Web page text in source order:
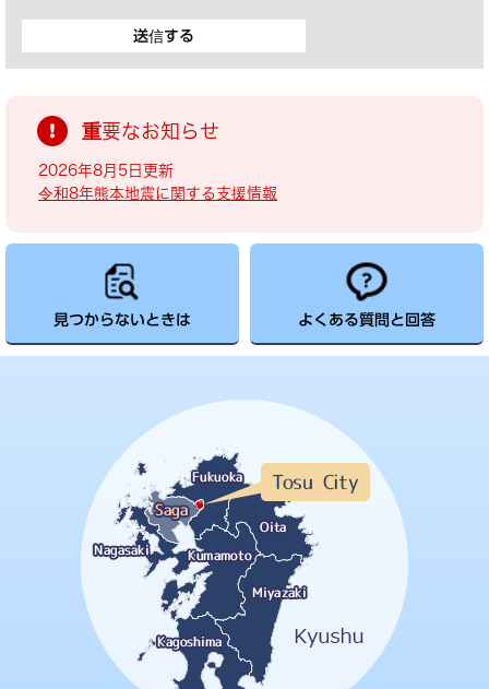
重要なお知らせ
2026年8月5日更新
令和8年熊本地震に関する支援情報
見つからないときは よくある質問と回答